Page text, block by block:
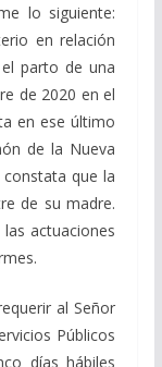
lo siguiente:
en relación
parto de una
de 2020 en el
en ese último
de la Nueva
que la
de su madre.
actuaciones
al Señor
Públicos
días hábiles